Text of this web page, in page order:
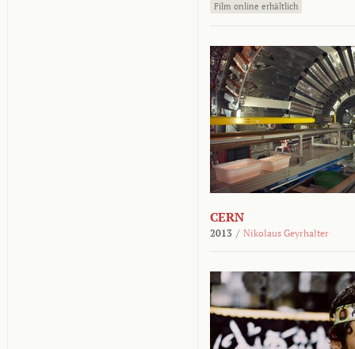
Film online erhältlich
CERN
2013 / Nikolaus Geyrhalter